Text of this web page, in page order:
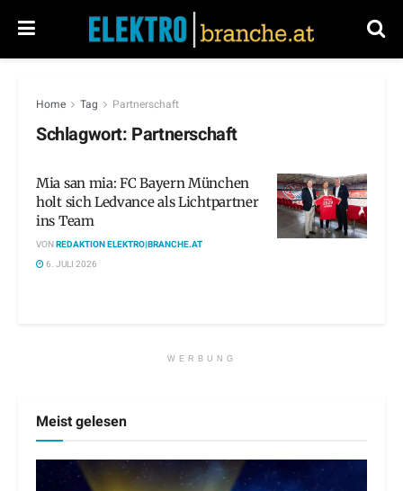
Home Tag Partnerschaft
Schlagwort: Partnerschaft
Mia san mia: FC Bayern München
holt sich Ledvance als Lichtpartner
ins Team
VONREDAKTION ELEKTRO|BRANCHE.AT
6. JULI 2026
WERBUNG
Meist gelesen